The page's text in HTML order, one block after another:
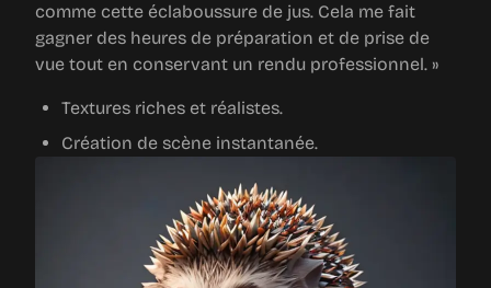
comme cette éclaboussure de jus. Cela me fait
gagner des heures de préparation et de prise de
vue tout en conservant un rendu professionnel. »
Textures riches et réalistes.
Création de scène instantanée.